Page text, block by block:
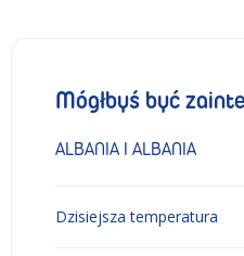
Mógłbyś być
ALBANIA I ALBANIA
Dzisiejsza temperatura